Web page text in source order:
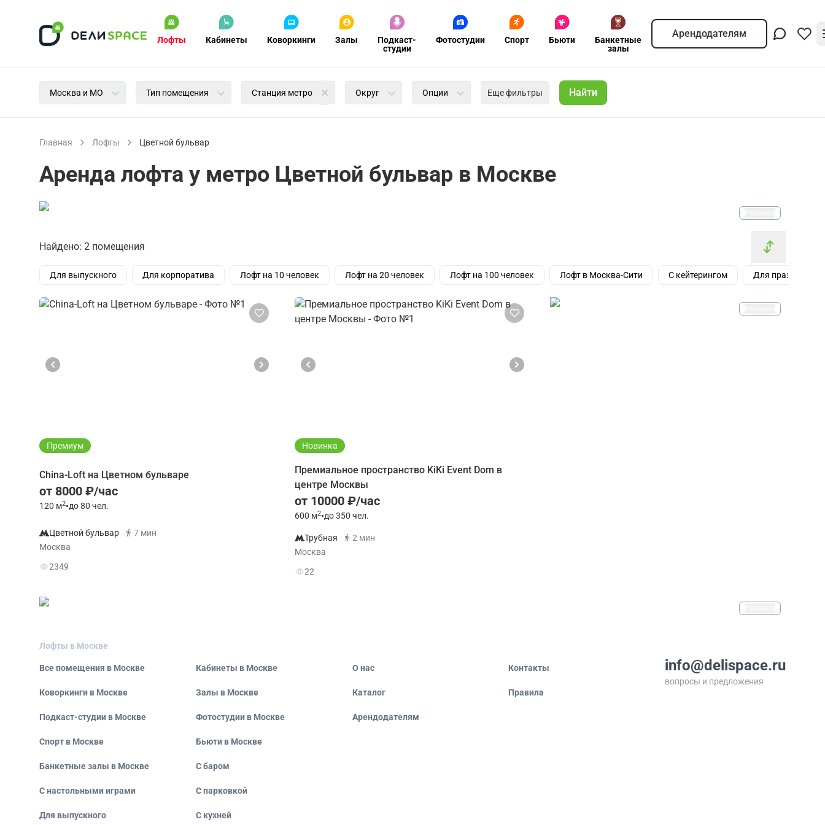
Лофты Кабинеты Коворкинги Залы
Подкаст-
студии
Фотостудии Спорт Бьюти
Банкетные
залы
Арендодателям
Москва и МО Тип помещения Станция метро Округ Опции Еще фильтры Найти
Главная Лофты Цветной бульвар
Аренда лофта у метро Цветной бульвар в Москве
Найдено: 2 помещения
Для выпускного Для корпоратива Лофт на 10 человек Лофт на 20 человек Лофт на 100 человек Лофт в Москва-Сити С кейтерингом Для праздника
Премиум
China-Loft на Цветном бульваре
от 8000 ₽/час
120 м2•до 80 чел.
Цветной бульвар
7 мин
Москва
2349
Новинка
Премиальное пространство KiKi Event Dom в
центре Москвы
от 10000 ₽/час
600 м2•до 350 чел.
Трубная
2 мин
Москва
22
Лофты в Москве
Все помещения в Москве Кабинеты в Москве
Коворкинги в Москве Залы в Москве
Подкаст-студии в Москве Фотостудии в Москве
Спорт в Москве Бьюти в Москве
Банкетные залы в Москве С баром
С настольными играми С парковкой
Для выпускного С кухней
О нас Контакты
Каталог Правила
Арендодателям
info@delispace.ru
вопросы и предложения